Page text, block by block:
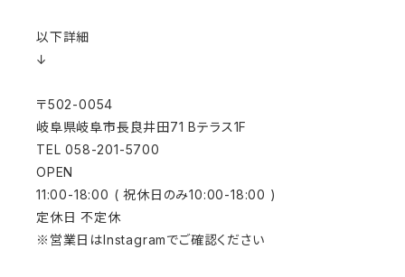
以下詳細
↓
〒502-0054
岐阜県岐阜市長良井田71 Bテラス1F
TEL 058-201-5700
OPEN
11:00-18:00 ( 祝休日のみ10:00-18:00 )
定休日 不定休
※営業日はInstagramでご確認ください